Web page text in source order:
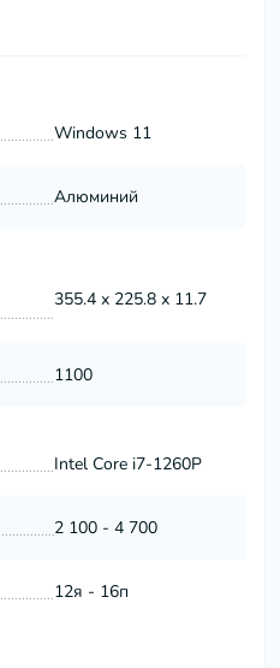
Windows 11
Алюминий
355.4 х 225.8 х 11.7
1100
Intel Core i7-1260P
2 100 - 4 700
12я - 16п